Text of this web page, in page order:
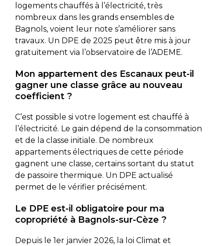
logements chauffés à l’électricité, très
nombreux dans les grands ensembles de
Bagnols, voient leur note s’améliorer sans
travaux. Un DPE de 2025 peut être mis à jour
gratuitement via l’observatoire de l’ADEME.
Mon appartement des Escanaux peut-il
gagner une classe grâce au nouveau
coefficient ?
C’est possible si votre logement est chauffé à
l’électricité. Le gain dépend de la consommation
et de la classe initiale. De nombreux
appartements électriques de cette période
gagnent une classe, certains sortant du statut
de passoire thermique. Un DPE actualisé
permet de le vérifier précisément.
Le DPE est-il obligatoire pour ma
copropriété à Bagnols-sur-Cèze ?
Depuis le 1er janvier 2026, la loi Climat et